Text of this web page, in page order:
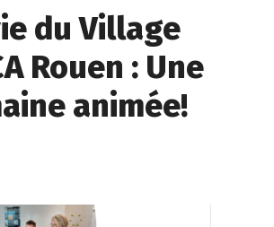
du Village
Rouen : Une
animée!